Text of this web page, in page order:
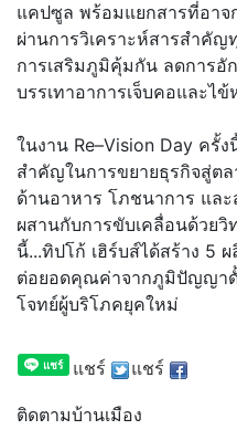
แคปซูล พร้อมแยกสารที่อาจ
ผ่านการวิเคราะห์สารสำคั
การเสริมภูมิคุ้มกัน ลดการอั
บรรเทาอาการเจ็บคอและไข้
ในงาน Re–Vision Day ครั้
สำคัญในการขยายธุรกิจสู่ต
ด้านอาหาร โภชนาการ แล
ผสานกับการขับเคลื่อนด้วย
นี้...ทิปโก้ เฮิร์บส์ได้สร้าง 5
ต่อยอดคุณค่าจากภูมิปัญญา
โจทย์ผู้บริโภคยุคใหม่
แชร์ แชร์
ติดตามบ้านเมือง